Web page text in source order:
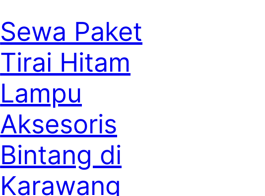
Sewa Paket
Tirai Hitam
Lampu
Aksesoris
Bintang di
Karawang